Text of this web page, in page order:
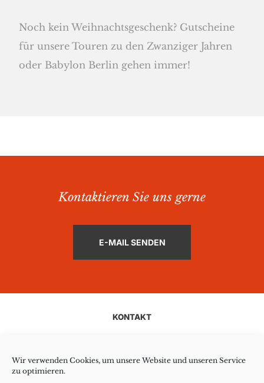
Wir verwenden Cookies, um unsere Website und unseren Service
zu optimieren.
Noch kein Weihnachtsgeschenk? Gutscheine
für unsere Touren zu den Zwanziger Jahren
oder Babylon Berlin gehen immer!
Kontaktieren Sie uns gerne
E-MAIL SENDEN
KONTAKT